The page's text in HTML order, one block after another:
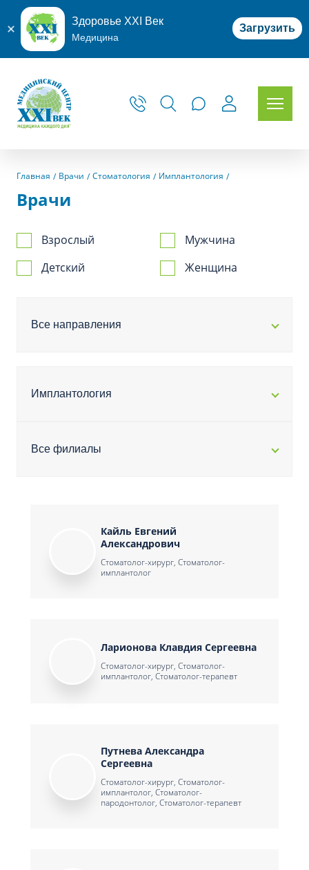
Здоровье XXI Век
Медицина
Загрузить
Главная Врачи Стоматология Имплантология
Врачи
Взрослый
Детский
Мужчина
Женщина
Все направления
Имплантология
Все филиалы
Кайль Евгений
Александрович
Стоматолог-хирург, Стоматолог-
имплантолог
Ларионова Клавдия Сергеевна
Стоматолог-хирург, Стоматолог-
имплантолог, Стоматолог-терапевт
Путнева Александра
Сергеевна
Стоматолог-хирург, Стоматолог-
имплантолог, Стоматолог-
пародонтолог, Стоматолог-терапевт